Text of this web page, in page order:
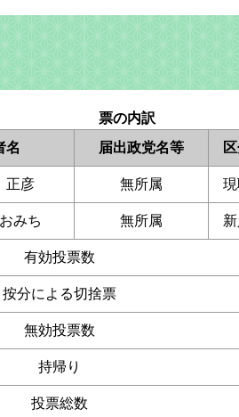
票の内訳
名 届出政党名等
彦 無所属
みち 無所属 新
有効投票数
按分による切捨票
無効投票数
持帰り
投票総数